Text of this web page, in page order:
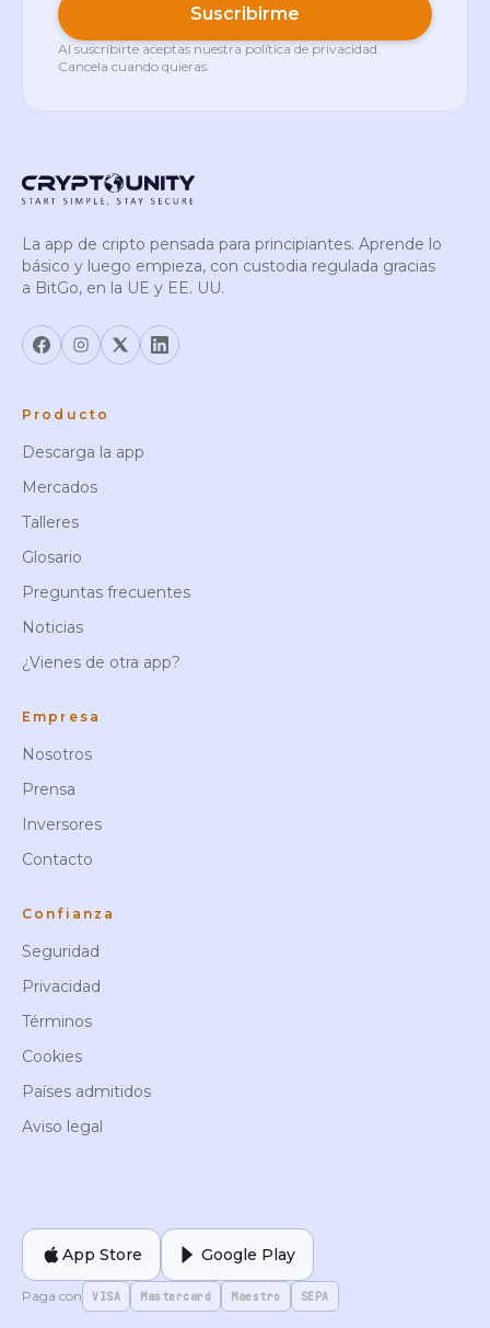
Suscribirme
Al suscribirte aceptas nuestra política de privacidad.
Cancela cuando quieras.
La app de cripto pensada para principiantes. Aprende lo
básico y luego empieza, con custodia regulada gracias
a BitGo, en la UE y EE. UU.
Producto
Descarga la app
Mercados
Talleres
Glosario
Preguntas frecuentes
Noticias
¿Vienes de otra app?
Empresa
Nosotros
Prensa
Inversores
Contacto
Confianza
Seguridad
Privacidad
Términos
Cookies
Países admitidos
Aviso legal
App Store Google Play
Paga con VISA Mastercard Maestro SEPA